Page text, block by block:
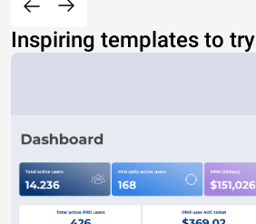
Inspiring templates to try